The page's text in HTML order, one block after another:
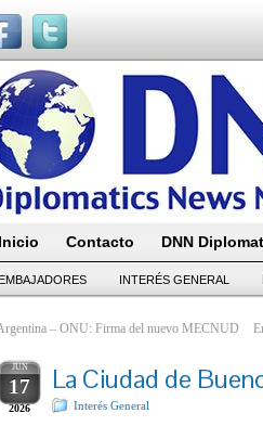
Inicio Contacto DNN
INTERÉS GENERAL
– ONU: Firma del nuevo MECNUD
JUN
17
2026
La Ciudad de
Interés General